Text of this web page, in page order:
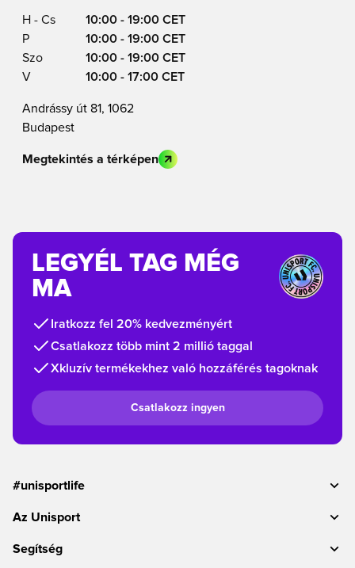
H - Cs
10:00 - 19:00 CET
P
10:00 - 19:00 CET
Szo
10:00 - 19:00 CET
V
10:00 - 17:00 CET
Andrássy út 81, 1062
Budapest
Megtekintés a térképen
LEGYÉL TAG MÉG
MA
Iratkozz fel 20% kedvezményért
Csatlakozz több mint 2 millió taggal
Xkluzív termékekhez való hozzáférés tagoknak
Csatlakozz ingyen
#unisportlife
Az Unisport
Segítség